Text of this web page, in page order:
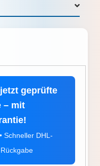
geprüfte
– mit
Schneller DHL-